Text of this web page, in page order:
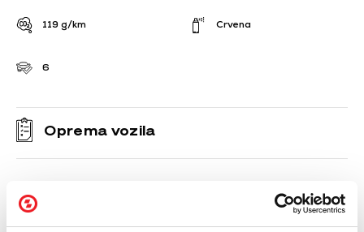
119 g/km Crvena
6
Oprema vozila
ESP - Sustav stabilnosti vozila
ASR - Sustav protiv proklizavanja kotača